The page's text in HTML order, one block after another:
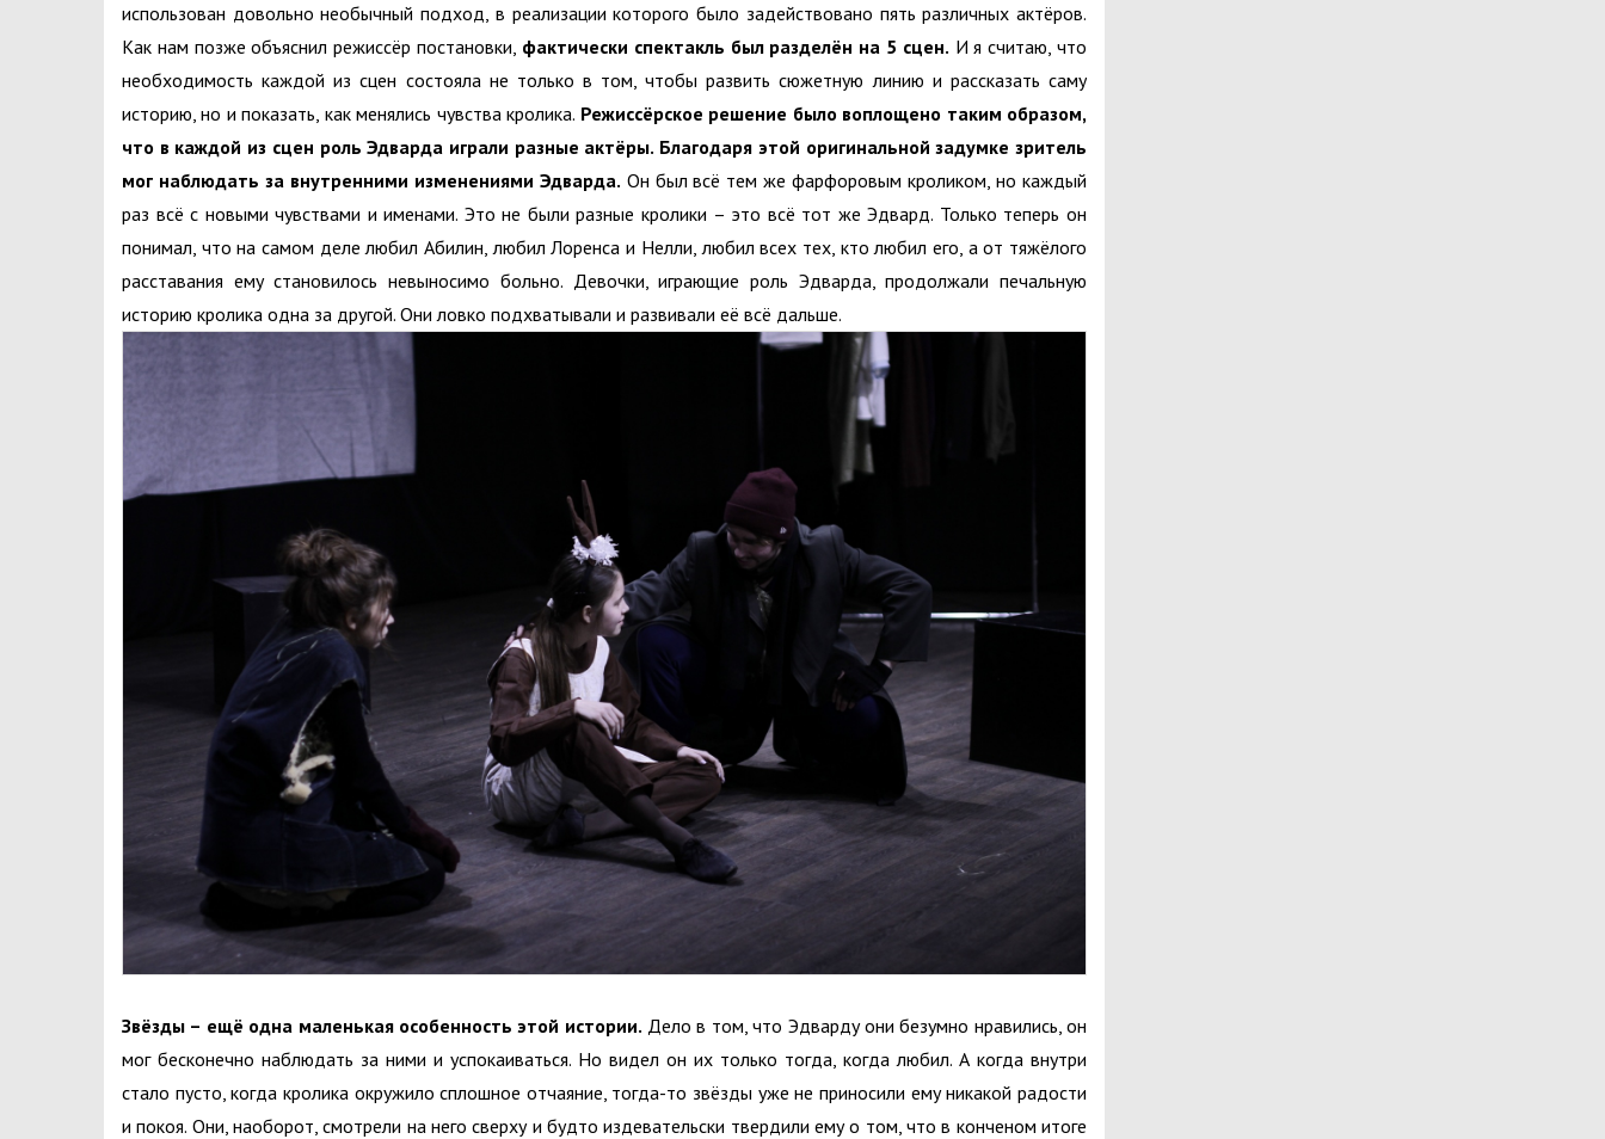
использован довольно необычный подход, в реализации которого было задействовано пять различных актёров.
Как нам позже объяснил режиссёр постановки, фактически спектакль был разделён на 5 сцен. И я считаю, что
необходимость каждой из сцен состояла не только в том, чтобы развить сюжетную линию и рассказать саму
историю, но и показать, как менялись чувства кролика. Режиссёрское решение было воплощено таким образом,
что в каждой из сцен роль Эдварда играли разные актёры. Благодаря этой оригинальной задумке зритель
мог наблюдать за внутренними изменениями Эдварда. Он был всё тем же фарфоровым кроликом, но каждый
раз всё с новыми чувствами и именами. Это не были разные кролики – это всё тот же Эдвард. Только теперь он
понимал, что на самом деле любил Абилин, любил Лоренса и Нелли, любил всех тех, кто любил его, а от тяжёлого
расставания ему становилось невыносимо больно. Девочки, играющие роль Эдварда, продолжали печальную
историю кролика одна за другой. Они ловко подхватывали и развивали её всё дальше.
Звёзды – ещё одна маленькая особенность этой истории. Дело в том, что Эдварду они безумно нравились, он
мог бесконечно наблюдать за ними и успокаиваться. Но видел он их только тогда, когда любил. А когда внутри
стало пусто, когда кролика окружило сплошное отчаяние, тогда-то звёзды уже не приносили ему никакой радости
и покоя. Они, наоборот, смотрели на него сверху и будто издевательски твердили ему о том, что в конченом итоге